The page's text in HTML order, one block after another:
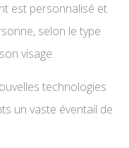
est personnalisé et
selon le type
visage.
technologies
un vaste éventail de